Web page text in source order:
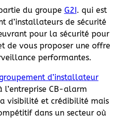
du groupe G2I . qui est
d’installateurs de sécurité
pour la sécurité pour
de vous proposer une offre
performantes.
d’installateur
l’entreprise CB-alarm
visibilité et crédibilité mais
dans un secteur où